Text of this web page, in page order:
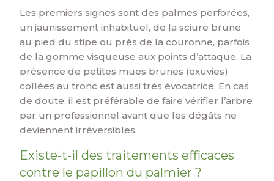
Les premiers signes sont des palmes perforées,
un jaunissement inhabituel, de la sciure brune
au pied du stipe ou près de la couronne, parfois
de la gomme visqueuse aux points d’attaque. La
présence de petites mues brunes (exuvies)
collées au tronc est aussi très évocatrice. En cas
de doute, il est préférable de faire vérifier l’arbre
par un professionnel avant que les dégâts ne
deviennent irréversibles.
Existe-t-il des traitements efficaces
contre le papillon du palmier ?